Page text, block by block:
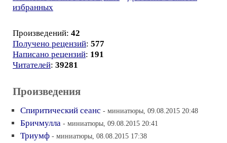
избранных
Произведений: 42
Получено рецензий: 577
Написано рецензий: 191
Читателей: 39281
Произведения
Спиритический сеанс - миниатюры, 09.08.2015 20:48
Бричмулла - миниатюры, 09.08.2015 20:41
Триумф - миниатюры, 08.08.2015 17:38